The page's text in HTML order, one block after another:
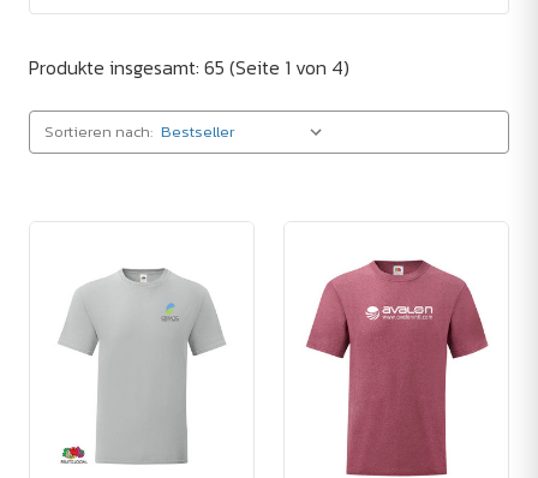
Produkte insgesamt: 65 (Seite 1 von 4)
Sortieren nach: